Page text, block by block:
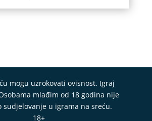
mogu uzrokovati ovisnost. Igraj
mlađim od 18 godina nije
sudjelovanje u igrama na sreću.
18+